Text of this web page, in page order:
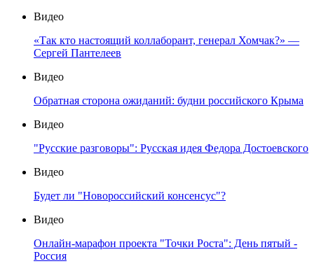
Видео
«Так кто настоящий коллаборант, генерал Хомчак?» —
Сергей Пантелеев
Видео
Обратная сторона ожиданий: будни российского Крыма
Видео
"Русские разговоры": Русская идея Федора Достоевского
Видео
Будет ли "Новороссийский консенсус"?
Видео
Онлайн-марафон проекта "Точки Роста": День пятый -
Россия